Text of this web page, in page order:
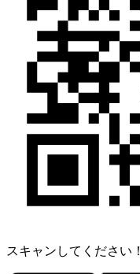
スキャンしてください！